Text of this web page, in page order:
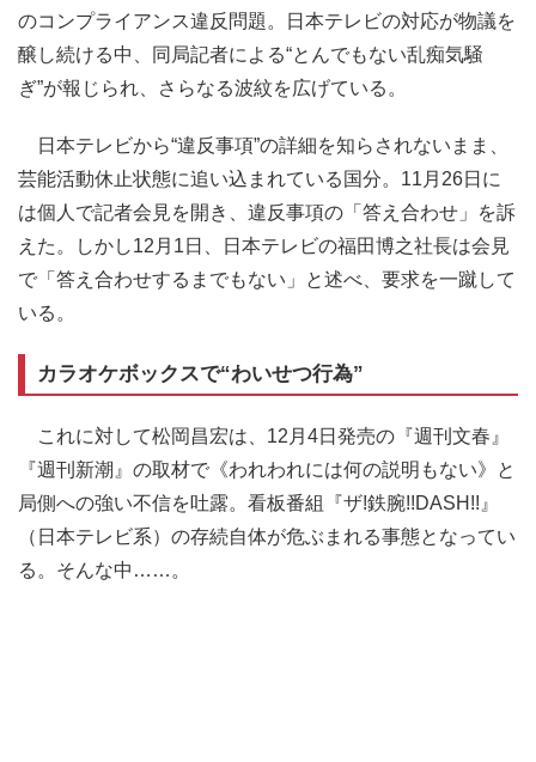
のコンプライアンス違反問題。日本テレビの対応が物議を
醸し続ける中、同局記者による“とんでもない乱痴気騒
ぎ”が報じられ、さらなる波紋を広げている。
日本テレビから“違反事項”の詳細を知らされないまま、
芸能活動休止状態に追い込まれている国分。11月26日に
は個人で記者会見を開き、違反事項の「答え合わせ」を訴
えた。しかし12月1日、日本テレビの福田博之社長は会見
で「答え合わせするまでもない」と述べ、要求を一蹴して
いる。
カラオケボックスで“わいせつ行為”
これに対して松岡昌宏は、12月4日発売の『週刊文春』
『週刊新潮』の取材で《われわれには何の説明もない》と
局側への強い不信を吐露。看板番組『ザ!鉄腕!!DASH!!』
（日本テレビ系）の存続自体が危ぶまれる事態となってい
る。そんな中……。